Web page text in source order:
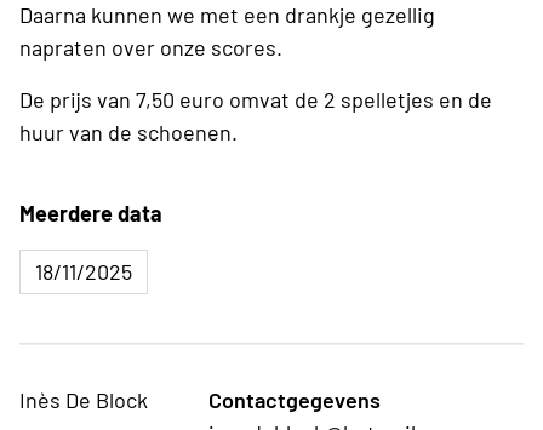
Daarna kunnen we met een drankje gezellig
napraten over onze scores.
De prijs van 7,50 euro omvat de 2 spelletjes en de
huur van de schoenen.
Meerdere data
18/11/2025
Inès De Block
Contactgegevens